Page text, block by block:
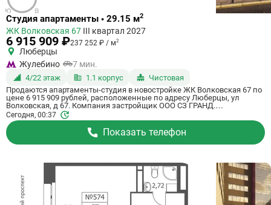
Ссылка
квартиру
Студия апартаменты • 29.15 м2
ЖК Волковская 67 III квартал 2027
6 915 909 ₽237 252 ₽ / м2
Люберцы
Жулебино
7 мин.
4/22 этаж 1.1 корпус
Чистовая
Продаются апартаменты-студия в новостройке ЖК Волковская 67 по
цене 6 915 909 рублей, расположенные по адресу Люберцы, ул
Волковская, д 67. Компания застройщик ООО СЗ ГРАНД.
Апартаменты сдаются в III квартале 2027 года с чистовой отделкой, в
20 минутах на машине от метро Некрасовка. Общая площадь
апартаментов - 29.15 м². Этаж 4 из 21. ID апартаментов на СтройкиРУ
725133, сообщите его когда будете звонить.
Сегодня, 00:37
Показать телефон